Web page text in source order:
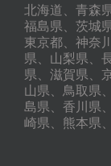
北海道、青森
福島県、茨城
東京都、神奈
県、山梨県、
県、滋賀県、
山県、鳥取県
島県、香川県
崎県、熊本県